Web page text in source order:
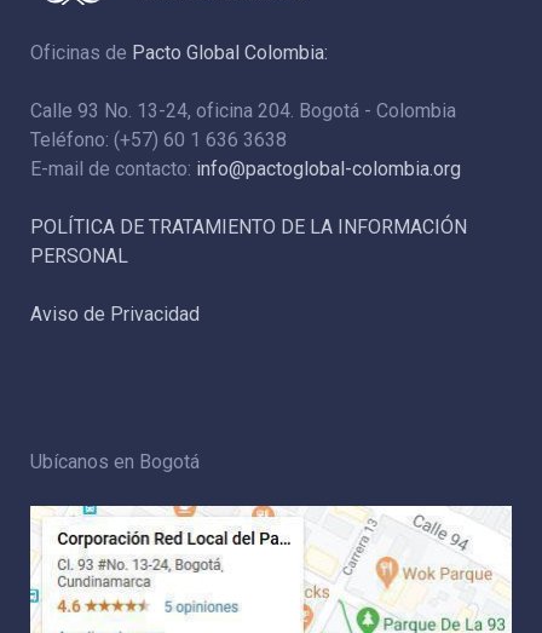
Oficinas de Pacto Global Colombia:
Calle 93 No. 13-24, oficina 204. Bogotá - Colombia
Teléfono: (+57) 60 1 636 3638
E-mail de contacto: info@pactoglobal-colombia.org
POLÍTICA DE TRATAMIENTO DE LA INFORMACIÓN
PERSONAL
Aviso de Privacidad
Ubícanos en Bogotá